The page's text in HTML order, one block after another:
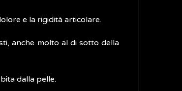
e la rigidità articolare.
anche molto al di sotto della
dalla pelle.